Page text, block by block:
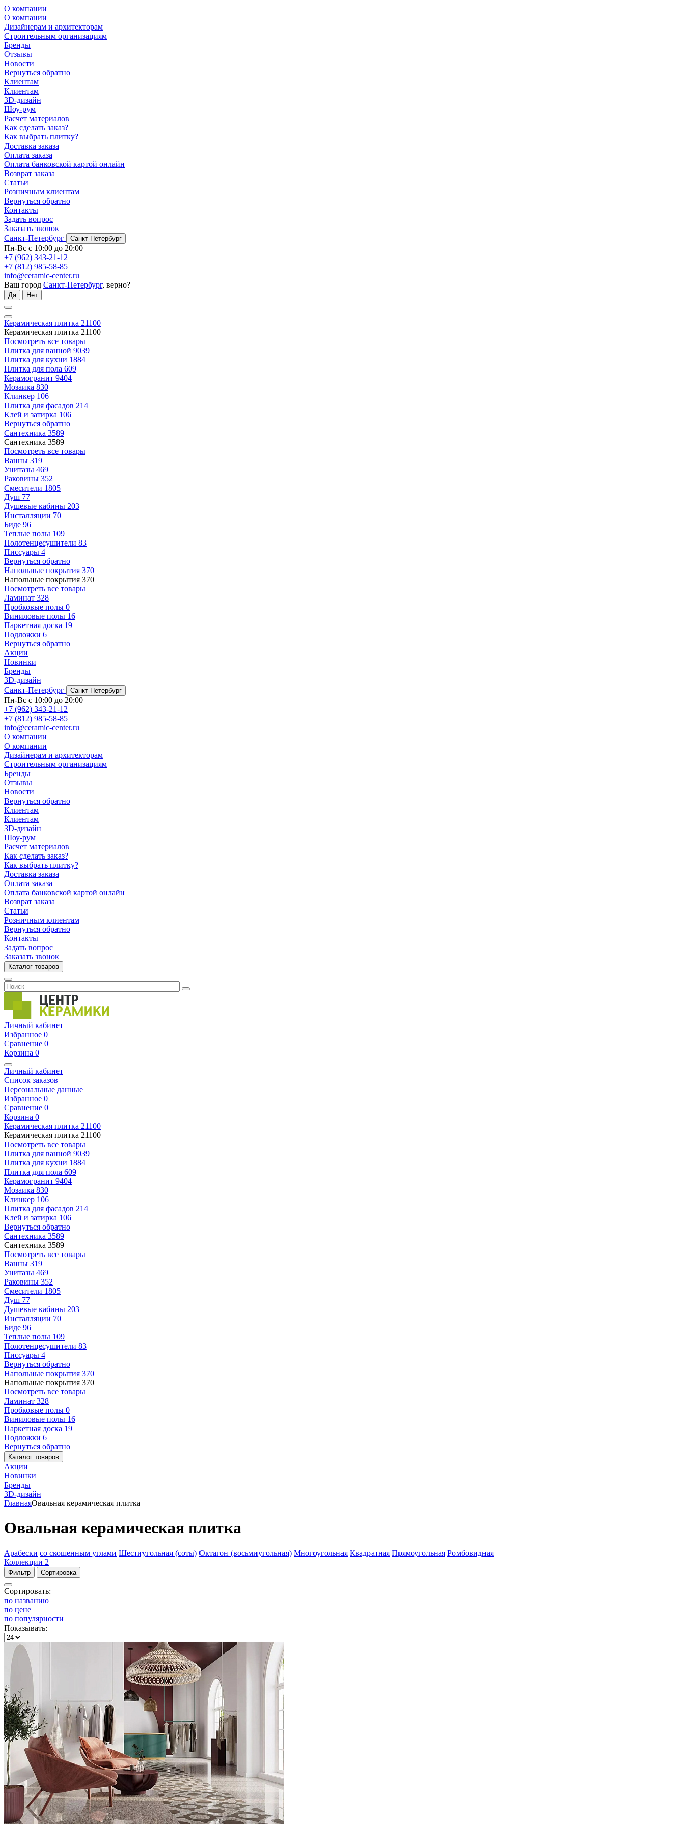
О компании
О компании
Дизайнерам и архитекторам
Строительным организациям
Бренды
Отзывы
Новости
Вернуться обратно
Клиентам
Клиентам
3D-дизайн
Шоу-рум
Расчет материалов
Как сделать заказ?
Как выбрать плитку?
Доставка заказа
Оплата заказа
Оплата банковской картой онлайн
Возврат заказа
Статьи
Розничным клиентам
Вернуться обратно
Контакты
Задать вопрос
Заказать звонок
Санкт-Петербург
Санкт-Петербург
Пн-Вс с 10:00 до 20:00
+7 (962) 343-21-12
+7 (812) 985-58-85
info@ceramic-center.ru
Ваш город Санкт-Петербург, верно?
Да Нет
Керамическая плитка 21100
Керамическая плитка 21100
Посмотреть все товары
Плитка для ванной 9039
Плитка для кухни 1884
Плитка для пола 609
Керамогранит 9404
Мозаика 830
Клинкер 106
Плитка для фасадов 214
Клей и затирка 106
Вернуться обратно
Сантехника 3589
Сантехника 3589
Посмотреть все товары
Ванны 319
Унитазы 469
Раковины 352
Смесители 1805
Душ 77
Душевые кабины 203
Инсталляции 70
Биде 96
Теплые полы 109
Полотенцесушители 83
Писсуары 4
Вернуться обратно
Напольные покрытия 370
Напольные покрытия 370
Посмотреть все товары
Ламинат 328
Пробковые полы 0
Виниловые полы 16
Паркетная доска 19
Подложки 6
Вернуться обратно
Акции
Новинки
Бренды
3D-дизайн
Санкт-Петербург
Санкт-Петербург
Пн-Вс с 10:00 до 20:00
+7 (962) 343-21-12
+7 (812) 985-58-85
info@ceramic-center.ru
О компании
О компании
Дизайнерам и архитекторам
Строительным организациям
Бренды
Отзывы
Новости
Вернуться обратно
Клиентам
Клиентам
3D-дизайн
Шоу-рум
Расчет материалов
Как сделать заказ?
Как выбрать плитку?
Доставка заказа
Оплата заказа
Оплата банковской картой онлайн
Возврат заказа
Статьи
Розничным клиентам
Вернуться обратно
Контакты
Задать вопрос
Заказать звонок
Каталог товаров
Личный кабинет
Избранное 0
Сравнение 0
Корзина 0
Личный кабинет
Список заказов
Персональные данные
Избранное 0
Сравнение 0
Корзина 0
Керамическая плитка 21100
Керамическая плитка 21100
Посмотреть все товары
Плитка для ванной 9039
Плитка для кухни 1884
Плитка для пола 609
Керамогранит 9404
Мозаика 830
Клинкер 106
Плитка для фасадов 214
Клей и затирка 106
Вернуться обратно
Сантехника 3589
Сантехника 3589
Посмотреть все товары
Ванны 319
Унитазы 469
Раковины 352
Смесители 1805
Душ 77
Душевые кабины 203
Инсталляции 70
Биде 96
Теплые полы 109
Полотенцесушители 83
Писсуары 4
Вернуться обратно
Напольные покрытия 370
Напольные покрытия 370
Посмотреть все товары
Ламинат 328
Пробковые полы 0
Виниловые полы 16
Паркетная доска 19
Подложки 6
Вернуться обратно
Каталог товаров
Акции
Новинки
Бренды
3D-дизайн
ГлавнаяОвальная керамическая плитка
Овальная керамическая плитка
Арабески со скошенным углами Шестиугольная (соты) Октагон (восьмиугольная) Многоугольная Квадратная Прямоугольная Ромбовидная
Коллекции 2
Фильтр Сортировка
Сортировать:
по названию
по цене
по популярности
Показывать: